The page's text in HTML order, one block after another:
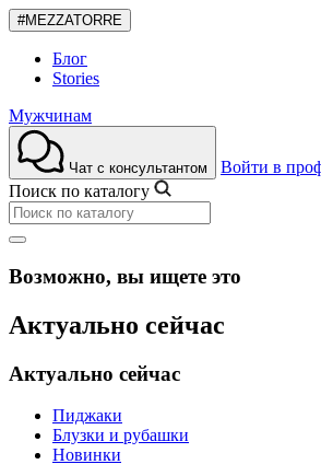
#MEZZATORRE
Блог
Stories
Мужчинам
Чат с консультантом
Войти в
Поиск по каталогу
Возможно, вы ищете это
Актуально сейчас
Актуально сейчас
Пиджаки
Блузки и рубашки
Новинки